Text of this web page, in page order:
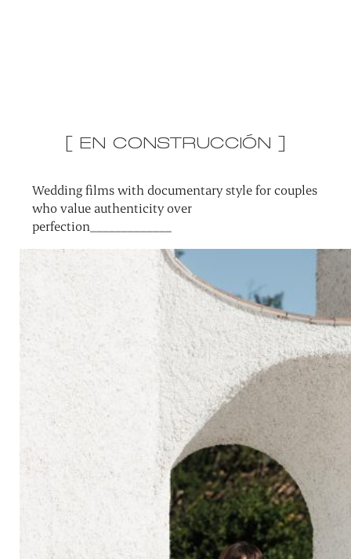
[ EN CONSTRUCCIÓN ]
Wedding films with documentary style for couples
who value authenticity over
perfection_____________